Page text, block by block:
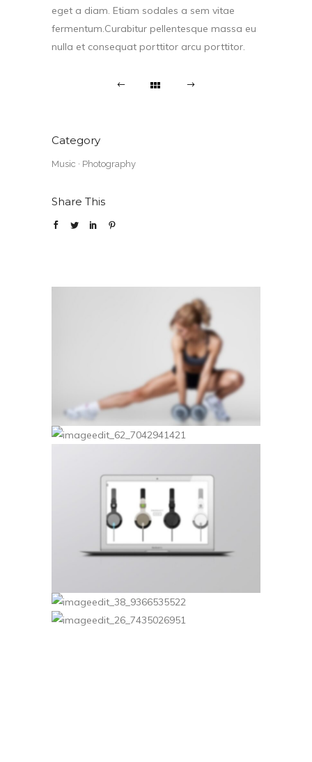
eget a diam. Etiam sodales a sem vitae
fermentum.Curabitur pellentesque massa eu
nulla et consequat porttitor arcu porttitor.
Category
Music · Photography
Share This